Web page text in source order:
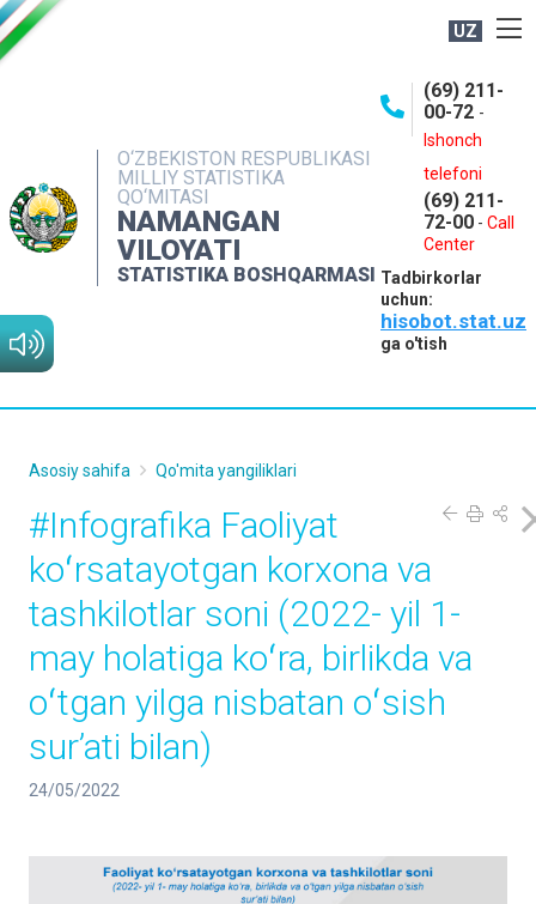
UZ
O‘ZBEKISTON RESPUBLIKASI
MILLIY STATISTIKA
QO‘MITASI
NAMANGAN
VILOYATI
STATISTIKA BOSHQARMASI
(69) 211-
00-72 -
Ishonch
telefoni
(69) 211-
72-00 - Call
Center
Tadbirkorlar
uchun:
hisobot.stat.uz
ga o'tish
NASHRLAR
INTERAKTIV XIZMATLAR
MATBUOT XIZMATI
MUROJAATLAR
Asosiy sahifa Qo'mita yangiliklari
#Infografika Faoliyat
koʻrsatayotgan korxona va
tashkilotlar soni (2022- yil 1-
may holatiga koʻra, birlikda va
oʻtgan yilga nisbatan oʻsish
sur’ati bilan)
24/05/2022